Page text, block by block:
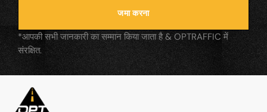
जमा करना
*आपकी सभी जानकारी का सम्मान किया जाता है & OPTRAFFIC में
संरक्षित.